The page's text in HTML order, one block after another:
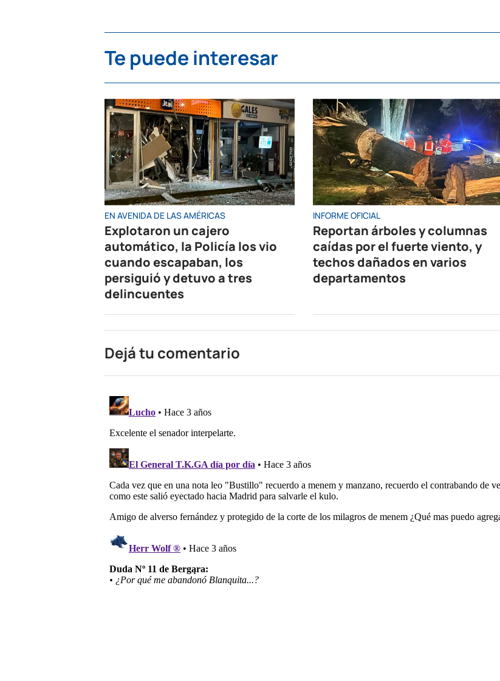
Te puede interesar
EN AVENIDA DE LAS AMÉRICAS
Explotaron un cajero
automático, la Policía los vio
cuando escapaban, los
persiguió y detuvo a tres
delincuentes
INFORME OFICIAL
Reportan árboles y columnas
caídas por el fuerte viento, y
techos dañados en varios
departamentos
Dejá tu comentario